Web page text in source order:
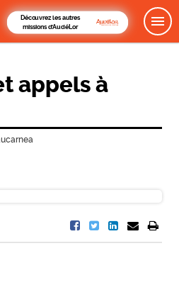
Découvrez les autres
missions d'AudéLor
appels à